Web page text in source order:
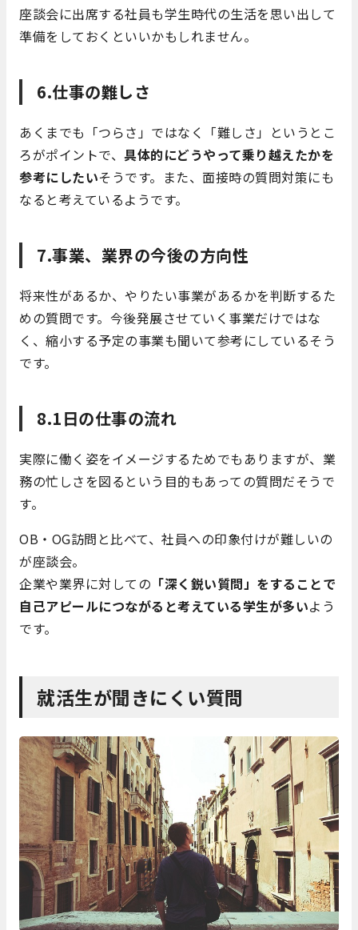
座談会に出席する社員も学生時代の生活を思い出して
準備をしておくといいかもしれません。
6.仕事の難しさ
あくまでも「つらさ」ではなく「難しさ」というとこ
ろがポイントで、 具体的にどうやって乗り越えたかを
参考にしたいそうです。また、面接時の質問対策にも
なると考えているようです。
7.事業、業界の今後の方向性
将来性があるか、やりたい事業があるかを判断するた
めの質問です。今後発展させていく事業だけではな
く、縮小する予定の事業も聞いて参考にしているそう
です。
8.1日の仕事の流れ
実際に働く姿をイメージするためでもありますが、業
務の忙しさを図るという目的もあっての質問だそうで
す。
OB・OG訪問と比べて、社員への印象付けが難しいの
が座談会。
企業や業界に対しての 「深く鋭い質問」をすることで
自己アピールにつながると考えている学生が多いよう
です。
就活生が聞きにくい質問